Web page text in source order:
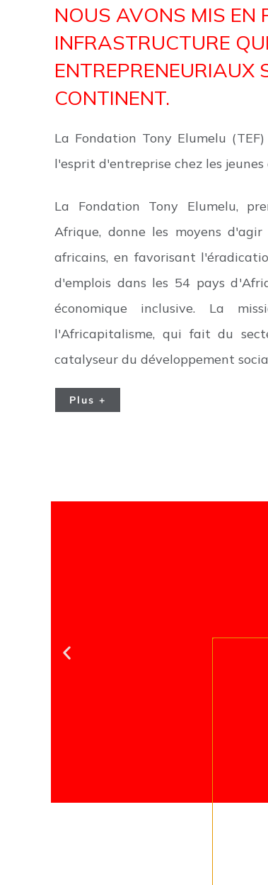
NOUS AVONS MIS EN
INFRASTRUCTURE
ENTREPRENEURIAUX
CONTINENT.
La Fondation Tony Elumelu
l'esprit d'entreprise chez les jeunes
La Fondation Tony Elumelu,
Afrique, donne les moyens
africains, en favorisant
d'emplois dans les 54 pays
économique inclusive. La
l'Africapitalisme, qui fait du
catalyseur du développement
Plus +